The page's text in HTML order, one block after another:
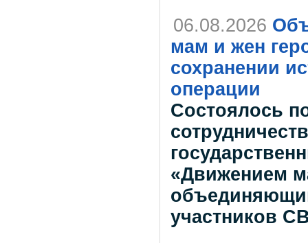
06.08.2026
мам и жен
сохранении
операции
Состоялось
«Движением
участников